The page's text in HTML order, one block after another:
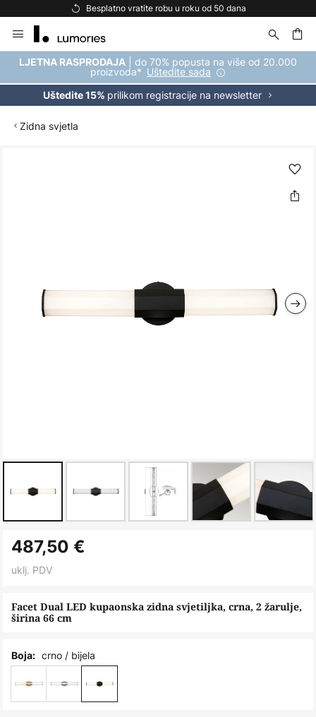
Besplatno vratite robu u roku od 50 dana
to
Content
LJETNA RASPRODAJA | do 70% popusta na više od 20.000
proizvoda* Uštedite sada
Uštedite 15% prilikom registracije na newsletter
Zidna svjetla
to
the
of
the
gallery
Facet Dual LED kupaonska zidna svjetiljka, crna, 2 žarulje,
širina 66 cm
487,50 €
uklj. PDV
Boja: crno / bijela